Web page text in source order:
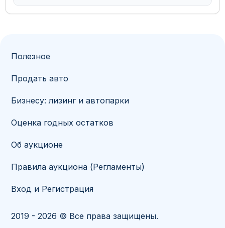
Полезное
Продать авто
Бизнесу: лизинг и автопарки
Оценка годных остатков
Об аукционе
Правила аукциона (Регламенты)
Вход и Регистрация
2019 - 2026 © Все права защищены.